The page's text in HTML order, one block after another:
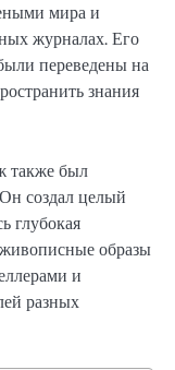
мира и
журналах. Его
переведены на
знания
также был
создал целый
глубокая
образы
и
разных